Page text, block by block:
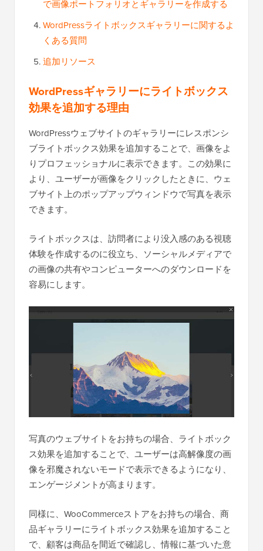
で画像ポートフォリオとギャラリーを作成する
WordPressライトボックスギャラリーに関するよ
くある質問
追加リソース
WordPressギャラリーにライトボックス
効果を追加する理由
WordPressウェブサイトのギャラリーにレスポンシ
ブライトボックス効果を追加することで、画像をよ
りプロフェッショナルに表示できます。この効果に
より、ユーザーが画像をクリックしたときに、ウェ
ブサイト上のポップアップウィンドウで写真を表示
できます。
ライトボックスは、訪問者により没入感のある視聴
体験を作成するのに役立ち、ソーシャルメディアで
の画像の共有やコンピューターへのダウンロードを
容易にします。
写真のウェブサイトをお持ちの場合、ライトボック
ス効果を追加することで、ユーザーは高解像度の画
像を邪魔されないモードで表示できるようになり、
エンゲージメントが高まります。
同様に、WooCommerceストアをお持ちの場合、商
品ギャラリーにライトボックス効果を追加すること
で、顧客は商品を間近で確認し、情報に基づいた意